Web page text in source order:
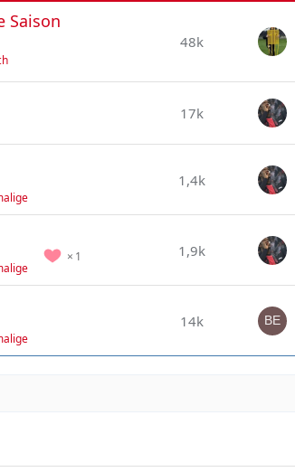
Saison
48k
17k
1,4k
1 1,9k
14k